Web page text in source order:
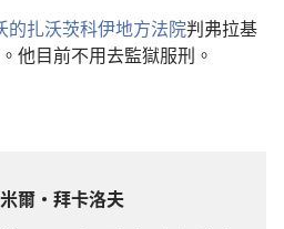
的扎沃茨科伊地方法院判弗拉基
他目前不用去監獄服刑。
爾·拜卡洛夫